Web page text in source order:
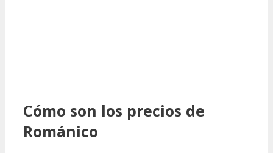
Cómo son los precios de
Románico